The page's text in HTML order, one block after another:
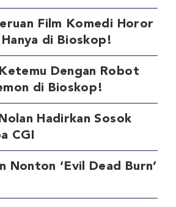
Film Komedi Horor
di Bioskop!
Dengan Robot
di Bioskop!
Hadirkan Sosok
CGI
Nonton ‘Evil Dead Burn’